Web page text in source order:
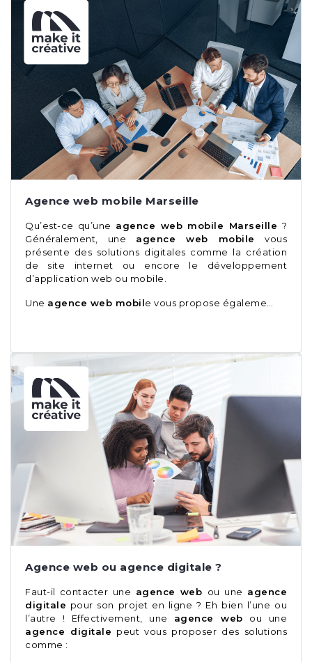
Agence web mobile Marseille
Qu’est-ce qu’une agence web mobile Marseille ?
Généralement, une agence web mobile
vous
présente des solutions digitales comme la création
de site internet ou encore le développement
d’application web ou mobile.
Une agence web mobile vous propose égaleme…
Agence web ou agence digitale ?
Faut-il contacter une agence web ou une agence
digitale pour son projet en ligne ? Eh bien l’une ou
l’autre ! Effectivement, une agence web ou une
agence digitale peut vous proposer des solutions
comme :